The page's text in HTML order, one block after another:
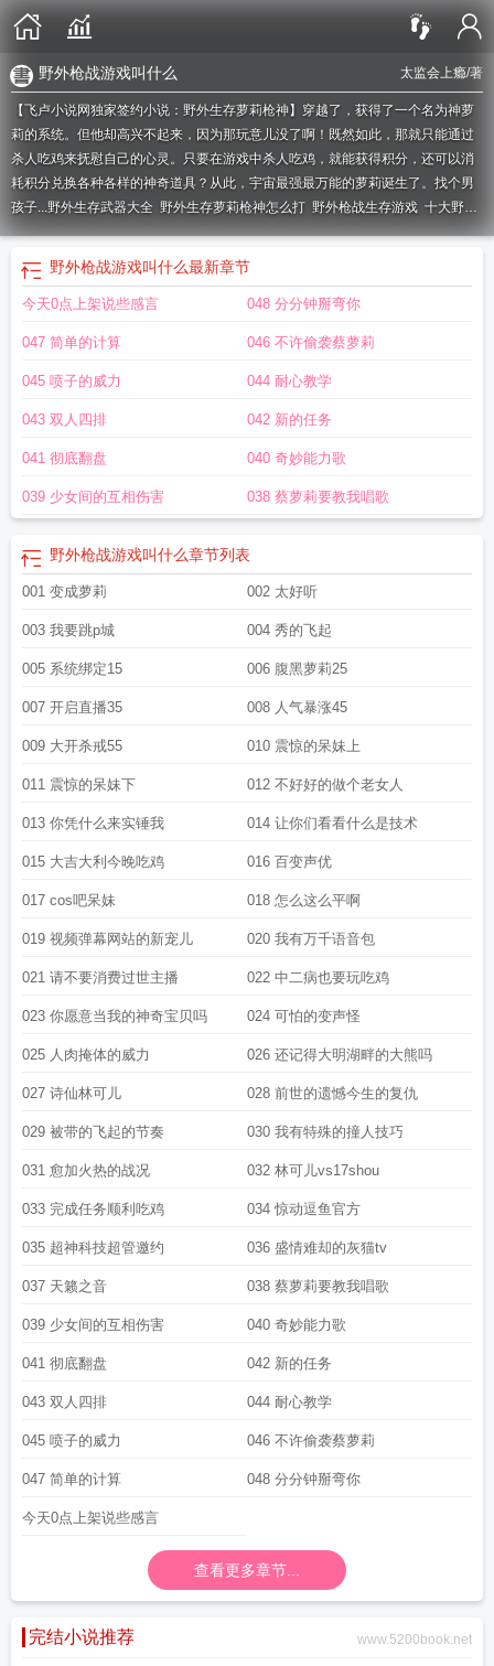
太监会上瘾/著
野外枪战游戏叫什么
【飞卢小说网独家签约小说：野外生存萝莉枪神】穿越了，获得了一个名为神萝
莉的系统。但他却高兴不起来，因为那玩意儿没了啊！既然如此，那就只能通过
杀人吃鸡来抚慰自己的心灵。只要在游戏中杀人吃鸡，就能获得积分，还可以消
耗积分兑换各种各样的神奇道具？从此，宇宙最强最万能的萝莉诞生了。找个男
孩子...野外生存武器大全 野外生存萝莉枪神怎么打 野外枪战生存游戏 十大野外
生存枪野外求生步枪野外生存萝莉枪神在线免费阅读荒野求生萝莉枪神野外
生存最好用的枪
野外生存神选游戏 适合野外生存的枪
生存必备枪
之萝莉枪神野外枪战游戏单机游戏 野外生存做枪野外枪战游戏
野外生存枪战游戏
野外枪战游戏叫什么最新章节
今天0点上架说些感言 048 分分钟掰弯你
047 简单的计算 046 不许偷袭蔡萝莉
045 喷子的威力 044 耐心教学
043 双人四排 042 新的任务
041 彻底翻盘 040 奇妙能力歌
039 少女间的互相伤害 038 蔡萝莉要教我唱歌
野外枪战游戏叫什么章节列表
001 变成萝莉 002 太好听
003 我要跳p城 004 秀的飞起
005 系统绑定15 006 腹黑萝莉25
007 开启直播35 008 人气暴涨45
009 大开杀戒55 010 震惊的呆妹上
011 震惊的呆妹下 012 不好好的做个老女人
013 你凭什么来实锤我 014 让你们看看什么是技术
015 大吉大利今晚吃鸡 016 百变声优
017 cos吧呆妹 018 怎么这么平啊
019 视频弹幕网站的新宠儿 020 我有万千语音包
021 请不要消费过世主播 022 中二病也要玩吃鸡
023 你愿意当我的神奇宝贝吗 024 可怕的变声怪
025 人肉掩体的威力 026 还记得大明湖畔的大熊吗
027 诗仙林可儿 028 前世的遗憾今生的复仇
029 被带的飞起的节奏 030 我有特殊的撞人技巧
031 愈加火热的战况 032 林可儿vs17shou
033 完成任务顺利吃鸡 034 惊动逗鱼官方
035 超神科技超管邀约 036 盛情难却的灰猫tv
037 天籁之音 038 蔡萝莉要教我唱歌
039 少女间的互相伤害 040 奇妙能力歌
041 彻底翻盘 042 新的任务
043 双人四排 044 耐心教学
045 喷子的威力 046 不许偷袭蔡萝莉
047 简单的计算 048 分分钟掰弯你
今天0点上架说些感言
查看更多章节...
完结小说推荐 www.5200book.net